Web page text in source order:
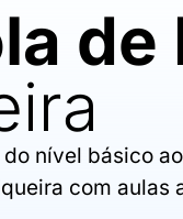
de
nível básico ao
com aulas